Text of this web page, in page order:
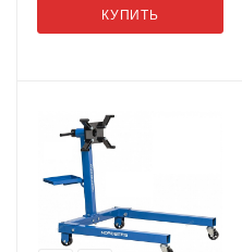
КУПИТЬ